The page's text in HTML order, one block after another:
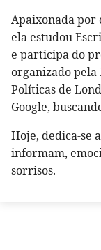
Apaixonada por
ela estudou
e participa do
organizado pela
Políticas de
Google,
Hoje, dedica-se
informam,
sorrisos.